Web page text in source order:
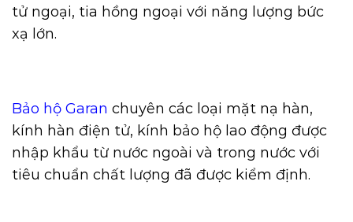
tử ngoại, tia hồng ngoại với năng lượng bức
xạ lớn.
Bảo hộ Garan chuyên các loại mặt nạ hàn,
kính hàn điện tử, kính bảo hộ lao động được
nhập khẩu từ nước ngoài và trong nước với
tiêu chuẩn chất lượng đã được kiểm định.